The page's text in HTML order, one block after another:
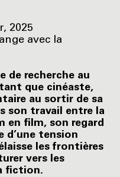
2025
avec la
de recherche au
que cinéaste,
au sortir de sa
son travail entre la
en film, son regard
d’une tension
les frontières
vers les
fiction.